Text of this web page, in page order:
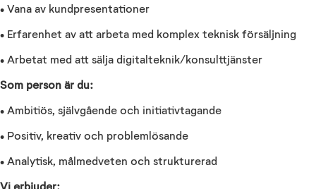
• Vana av kundpresentationer
• Erfarenhet av att arbeta med komplex teknisk försäljning
• Arbetat med att sälja digitalteknik/konsulttjänster
Som person är du:
• Ambitiös, självgående och initiativtagande
• Positiv, kreativ och problemlösande
• Analytisk, målmedveten och strukturerad
Vi erbjuder: